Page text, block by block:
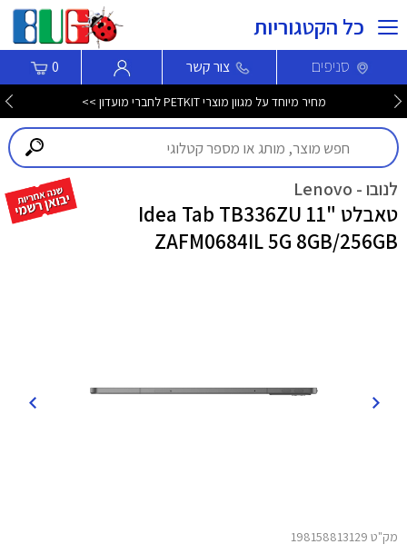
כל הקטגוריות
סניפים צור קשר 0
מחיר מיוחד על מגוון מוצרי PETKIT לחברי מועדון >>
לנובו - Lenovo
טאבלט "11 Idea Tab TB336ZU
ZAFM0684IL 5G 8GB/256GB
מק"ט 198158813129